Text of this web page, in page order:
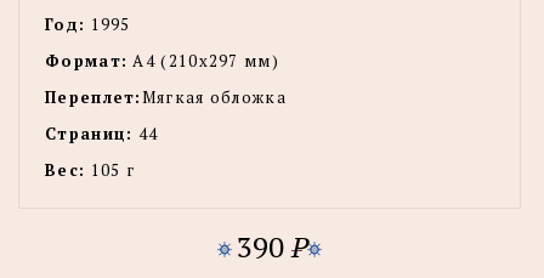
Год: 1995
Формат: А4 (210х297 мм)
Переплет:Мягкая обложка
Страниц: 44
Вес: 105 г
390P